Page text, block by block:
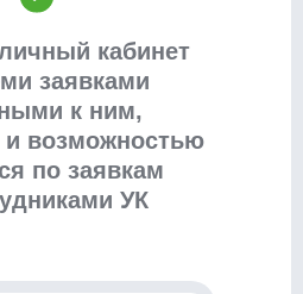
кабинет
заявками
к ним,
и возможностью
по заявкам
УК